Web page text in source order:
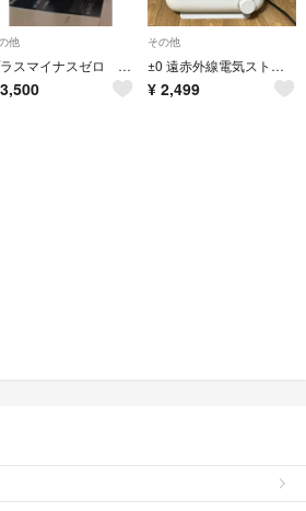
他
プラスマイナスゼロ ±0 コードレス電話機 & 増設子機
3,500
その他
±0 遠赤外線電気ストーブ スチーム機能付き XHS-V110ICI
¥ 2,499